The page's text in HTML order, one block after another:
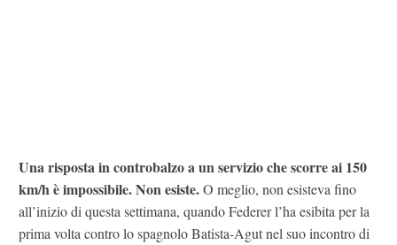
Una risposta in controbalzo a un servizio che scorre ai 150
km/h è impossibile. Non esiste.O meglio, non esisteva fino
all’inizio di questa settimana, quando Federer l’ha esibita per la
prima volta contro lo spagnolo Batista-Agut nel suo incontro di